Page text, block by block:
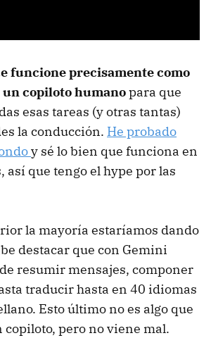
funcione precisamente como
copiloto humanopara que
esas tareas (y otras tantas)
la conducción. He probado
y sé lo bien que funciona en
así que tengo el hype por las
la mayoría estaríamos dando
destacar que con Gemini
resumir mensajes, componer
traducir hasta en 40 idiomas
Esto último no es algo que
copiloto, pero no viene mal.